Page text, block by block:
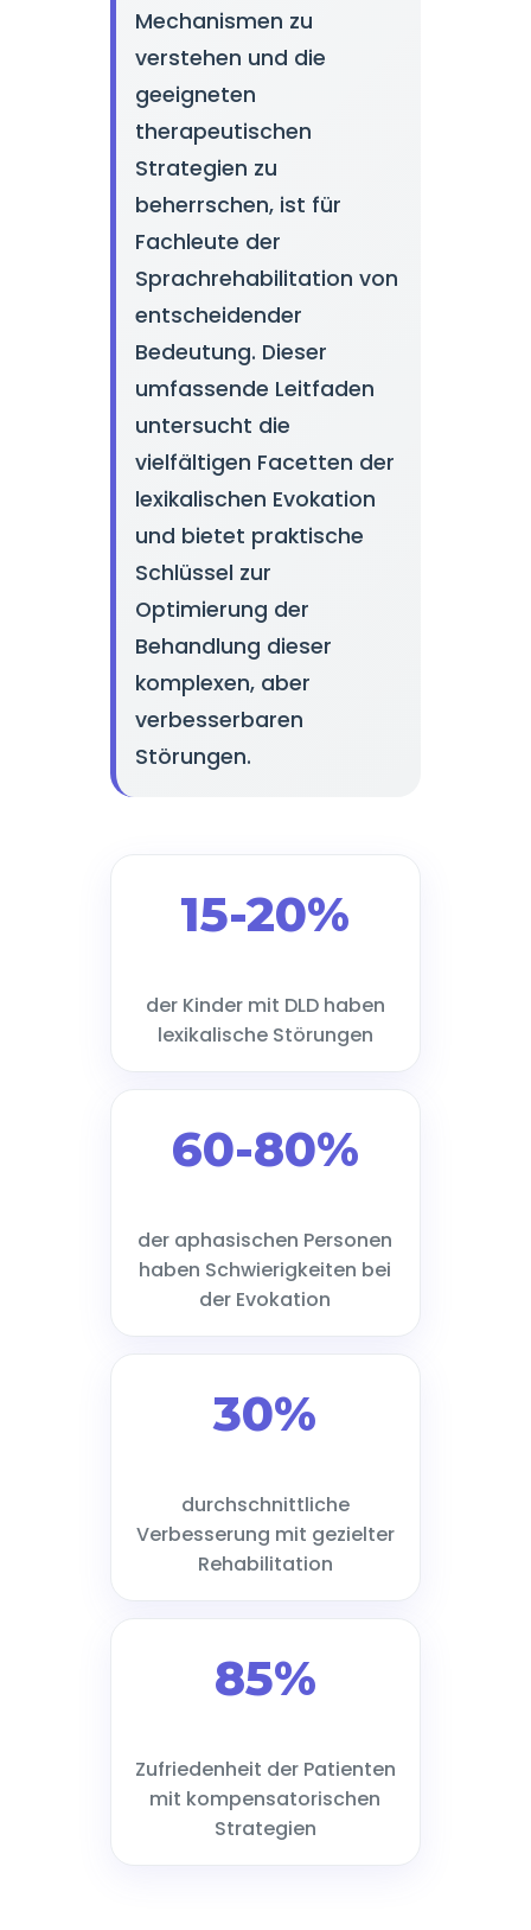
Mechanismen zu
verstehen und die
geeigneten
therapeutischen
Strategien zu
beherrschen, ist für
Fachleute der
Sprachrehabilitation von
entscheidender
Bedeutung. Dieser
umfassende Leitfaden
untersucht die
vielfältigen Facetten der
lexikalischen Evokation
und bietet praktische
Schlüssel zur
Optimierung der
Behandlung dieser
komplexen, aber
verbesserbaren
Störungen.
15-20%
der Kinder mit DLD haben
lexikalische Störungen
60-80%
der aphasischen Personen
haben Schwierigkeiten bei
der Evokation
30%
durchschnittliche
Verbesserung mit gezielter
Rehabilitation
85%
Zufriedenheit der Patienten
mit kompensatorischen
Strategien